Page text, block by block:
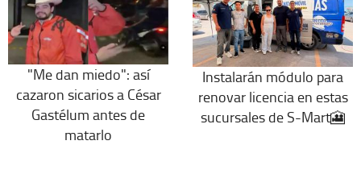
"Me dan miedo": así
cazaron sicarios a César
Gastélum antes de
matarlo
Instalarán módulo para
renovar licencia en estas
sucursales de S-Mart🎦